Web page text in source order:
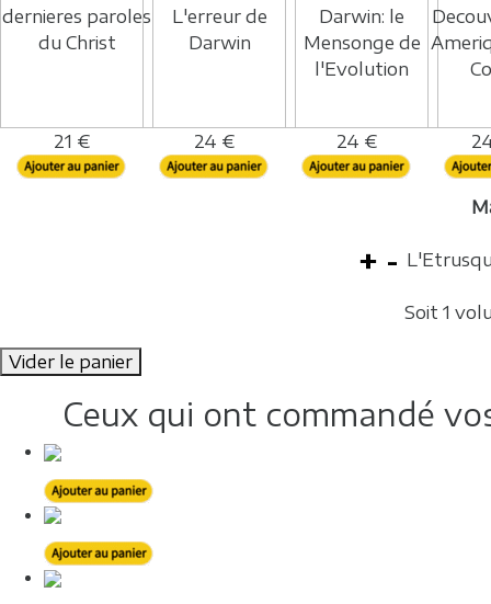
21 € 24 € 24 €
Soit 1
Vider le panier
Ceux qui ont commandé